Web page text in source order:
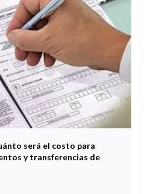
será el costo para
y transferencias de